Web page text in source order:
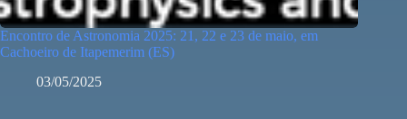
Encontro de Astronomia 2025: 21, 22 e 23 de maio, em
Cachoeiro de Itapemerim (ES)
03/05/2025